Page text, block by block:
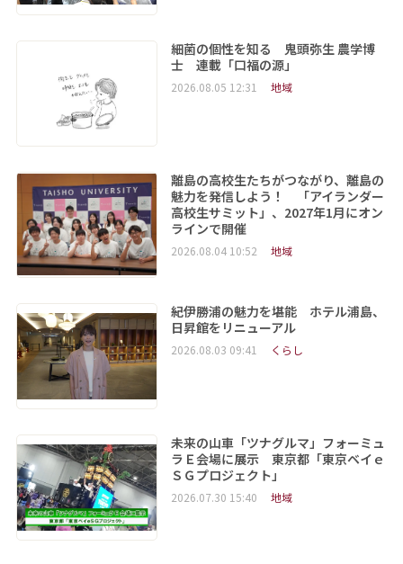
細菌の個性を知る 鬼頭弥生 農学博
士 連載「口福の源」
2026.08.05 12:31 地域
離島の高校生たちがつながり、離島の
魅力を発信しよう！ 「アイランダー
高校生サミット」、2027年1月にオン
ラインで開催
2026.08.04 10:52 地域
紀伊勝浦の魅力を堪能 ホテル浦島、
日昇館をリニューアル
2026.08.03 09:41 くらし
未来の山車「ツナグルマ」フォーミュ
ラＥ会場に展示 東京都「東京ベイｅ
ＳＧプロジェクト」
2026.07.30 15:40 地域